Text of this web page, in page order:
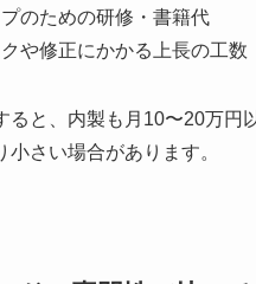
のための研修・書籍代
や修正にかかる上長の工数
ると、内製も月10〜20万
小さい場合があります。